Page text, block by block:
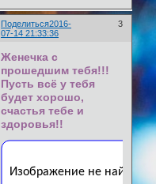
Поделиться 3
2016-
07-14 21:33:36
Женечка с
прошедшим тебя!!!
Пусть всё у тебя
будет хорошо,
счастья тебе и
здоровья!!